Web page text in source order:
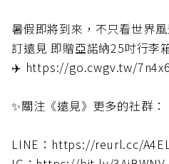
暑假即將到來，不只看世界
訂遠見 即贈亞諾納25吋行李
✈️ https://go.cwgv.tw/
✨關注《遠見》更多的社群：
LINE：https://reurl.cc/